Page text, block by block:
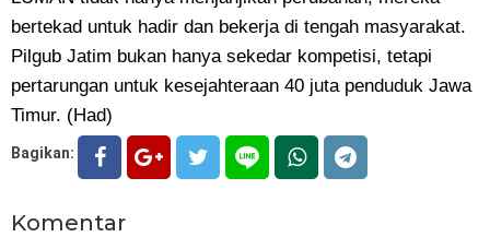
bertekad untuk hadir dan bekerja di tengah masyarakat.
Pilgub Jatim bukan hanya sekedar kompetisi, tetapi
pertarungan untuk kesejahteraan 40 juta penduduk Jawa
Timur. (Had)
Bagikan:
Komentar